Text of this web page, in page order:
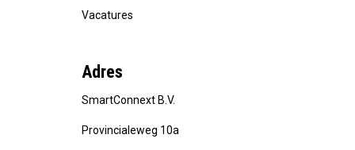
Vacatures
Adres
SmartConnext B.V.
Provincialeweg 10a